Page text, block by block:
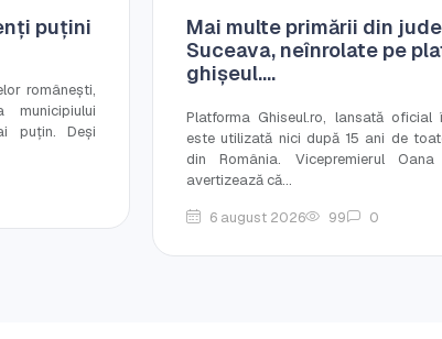
puțini
românești,
puțin. Deși
Mai multe primării din
Suceava, neînrolate pe
ghișeul....
Platforma Ghiseul.ro, lansată oficial
este utilizată nici după 15 ani de
din România. Vicepremierul Oana
avertizează că...
6 august 2026
99 0